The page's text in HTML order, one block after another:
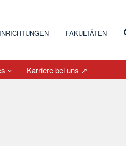
FAKULTÄTEN
Karriere bei uns ↗